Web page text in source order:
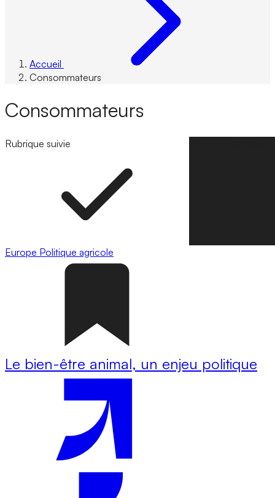
Accueil
Consommateurs
Consommateurs
Rubrique suivie
Europe Politique agricole
Le bien-être animal, un enjeu politique